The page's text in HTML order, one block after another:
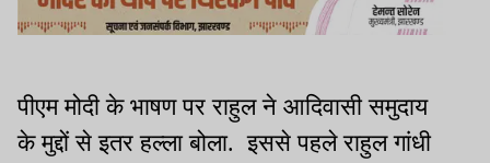
पीएम मोदी के भाषण पर राहुल ने आदिवासी समुदाय
के मुद्दों से इतर हल्ला बोला. इससे पहले राहुल गांधी